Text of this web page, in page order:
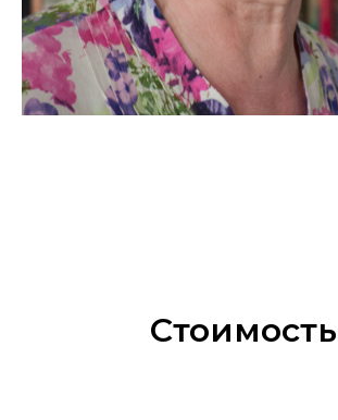
Стоимость